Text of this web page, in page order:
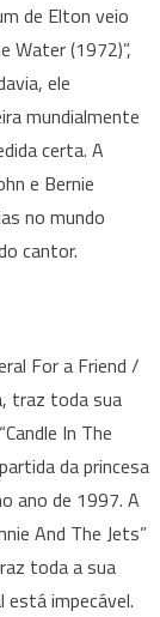
mundo
de Elton veio
Water (1972)”,
ele
mundialmente
certa. A
e Bernie
no mundo
cantor.
For a Friend /
traz toda sua
In The
da princesa
ano de 1997. A
And The Jets”
toda a sua
está impecável.